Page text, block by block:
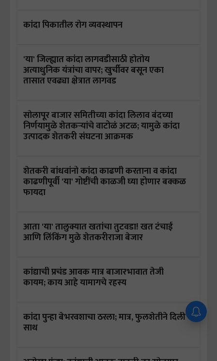
कांदा पिकातील रोग व्यवस्थापन
'या' जिल्ह्यात कांदा लागवडीसाठी होतोय
अत्याधुनिक यंत्रांचा वापर; खुर्चीवर बसून एका
तासात एवढ्या क्षेत्रात लागवड
सोलापूर बाजार समितीच्या कांदा लिलाव बंदच्या
निर्णयामुळे शेतकऱ्यांचे वाटोळं अटळ; यामुळे कांदा
उत्पादक शेतकरी संघटना आक्रमक
शेतकरी बांधवांनो कांदा काढणी करताना व कांदा
काढणीपूर्वी 'या' गोष्टींची काळजी घ्या होणार बक्कळ
फायदा
आता 'या' तालुक्यात खतांचा तुटवडा! खत टंचाई
आणि लिंकिंग मुळे शेतकरीराजा बेजार
कांद्याची प्रचंड आवक मात्र बाजारभावात तेजी
कायम; काय आहे यामागचे रहस्य
कांदा पुन्हा बेभरवशाचा ठरला; मात्र, फुलशेतीने दिली
साथ